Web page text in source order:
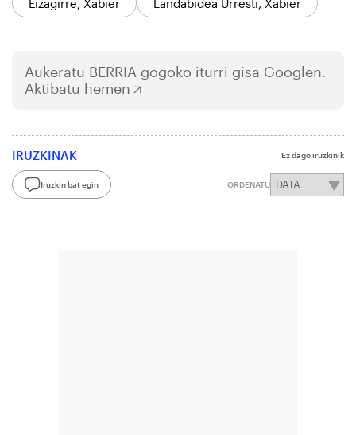
Eizagirre, Xabier Landabidea Urresti, Xabier
Aukeratu BERRIA gogoko iturri gisa Googlen.
Aktibatu hemen
IRUZKINAK Ez dago iruzkinik
Iruzkin bat egin ORDENATU